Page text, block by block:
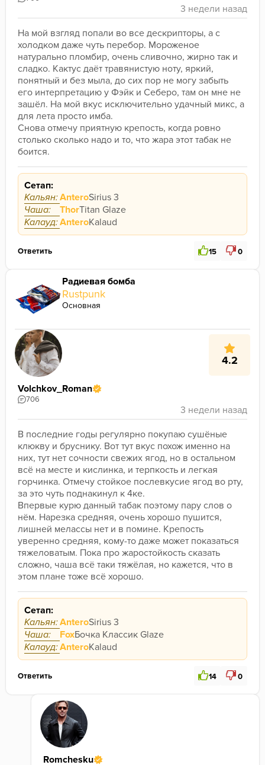
На мой взгляд попали во все дескрипторы, а с
холодком даже чуть перебор. Мороженое
натурально пломбир, очень сливочно, жирно так и
сладко. Кактус даёт травянистую ноту, яркий,
понятный и без мыла, до сих пор не могу забыть
его интерпретацию у Фэйк и Себеро, там он мне не
зашёл. На мой вкус исключительно удачный микс, а
для лета просто имба.
Снова отмечу приятную крепость, когда ровно
столько сколько надо и то, что жара этот табак не
боится.
Сетап:
Кальян:AnteroSirius 3
Чаша:
ThorTitan Glaze
Калауд:AnteroKalaud
Ответить 15 0
Радиевая бомба
Rustpunk
Основная
4.2
Volchkov_Roman
706
В последние годы регулярно покупаю сушёные
клюкву и бруснику. Вот тут вкус похож именно на
них, тут нет сочности свежих ягод, но в остальном
всё на месте и кислинка, и терпкость и легкая
горчинка. Отмечу стойкое послевкусие ягод во рту,
за это чуть поднакинул к 4ке.
Впервые курю данный табак поэтому пару слов о
нём. Нарезка средняя, очень хорошо пушится,
лишней мелассы нет и в помине. Крепость
уверенно средняя, кому-то даже может показаться
тяжеловатым. Пока про жаростойкость сказать
сложно, чаша всё таки тяжёлая, но кажется, что в
этом плане тоже всё хорошо.
Сетап:
Кальян:AnteroSirius 3
Чаша:
FoxБочка Классик Glaze
Калауд:AnteroKalaud
Ответить 14 0
Romchesku